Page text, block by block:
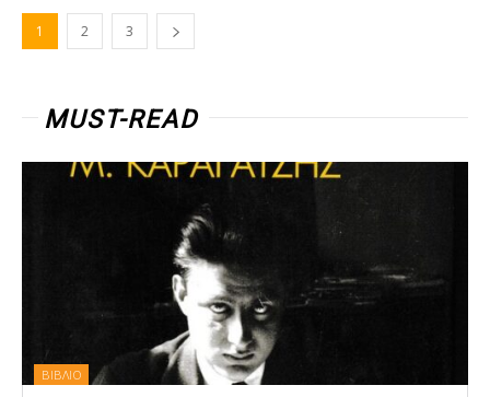
1 2 3
MUST-READ
ΒΙΒΛΙΟ